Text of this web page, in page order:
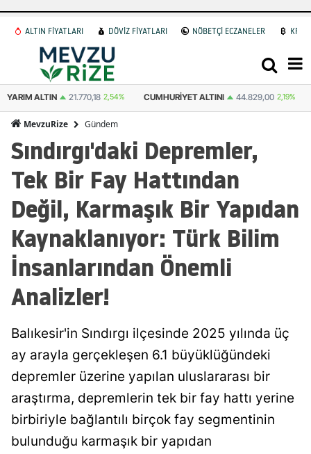
ALTIN FİYATLARI DÖVİZ FİYATLARI NÖBETÇİ ECZANELER
CUMHURIYET ALTINI 44.829,00 2,19% ATA ALTIN 44.545,00 2,63%
MevzuRize Gündem
Sındırgı'daki Depremler,
Tek Bir Fay Hattından
Değil, Karmaşık Bir Yapıdan
Kaynaklanıyor: Türk Bilim
İnsanlarından Önemli
Analizler!
Balıkesir'in Sındırgı ilçesinde 2025 yılında üç
ay arayla gerçekleşen 6.1 büyüklüğündeki
depremler üzerine yapılan uluslararası bir
araştırma, depremlerin tek bir fay hattı yerine
birbiriyle bağlantılı birçok fay segmentinin
bulunduğu karmaşık bir yapıdan